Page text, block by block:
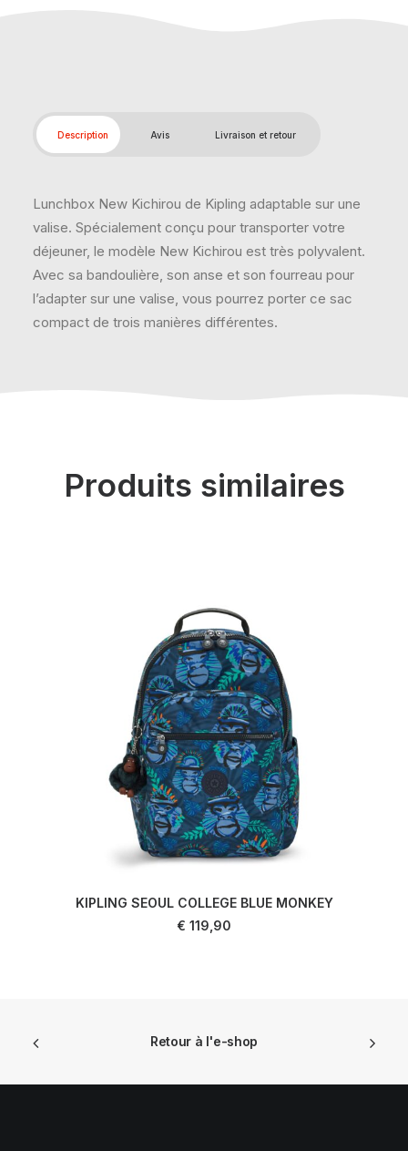
Description Avis Livraison et retour
Lunchbox New Kichirou de Kipling adaptable sur une
valise. Spécialement conçu pour transporter votre
déjeuner, le modèle New Kichirou est très polyvalent.
Avec sa bandoulière, son anse et son fourreau pour
l’adapter sur une valise, vous pourrez porter ce sac
compact de trois manières différentes.
Produits similaires
KIPLING SEOUL COLLEGE BLUE MONKEY
€ 119,90
Retour à l'e-shop